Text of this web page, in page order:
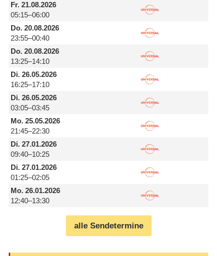
Fr.21.08.2026
05:15–06:00
Do.20.08.2026
23:55–00:40
Do.20.08.2026
13:25–14:10
Di.26.05.2026
16:25–17:10
Di.26.05.2026
03:05–03:45
Mo.25.05.2026
21:45–22:30
Di.27.01.2026
09:40–10:25
Di.27.01.2026
01:25–02:05
Mo.26.01.2026
12:40–13:30
alle Sendetermine